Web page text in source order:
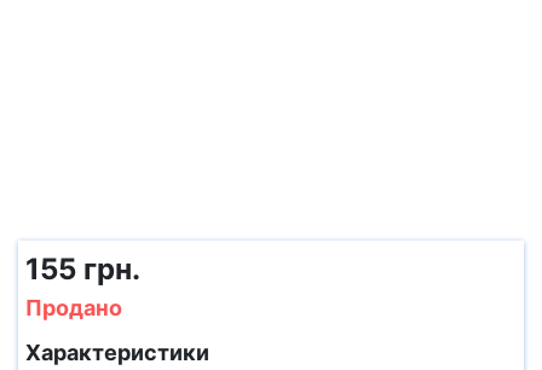
155 грн.
Продано
Характеристики